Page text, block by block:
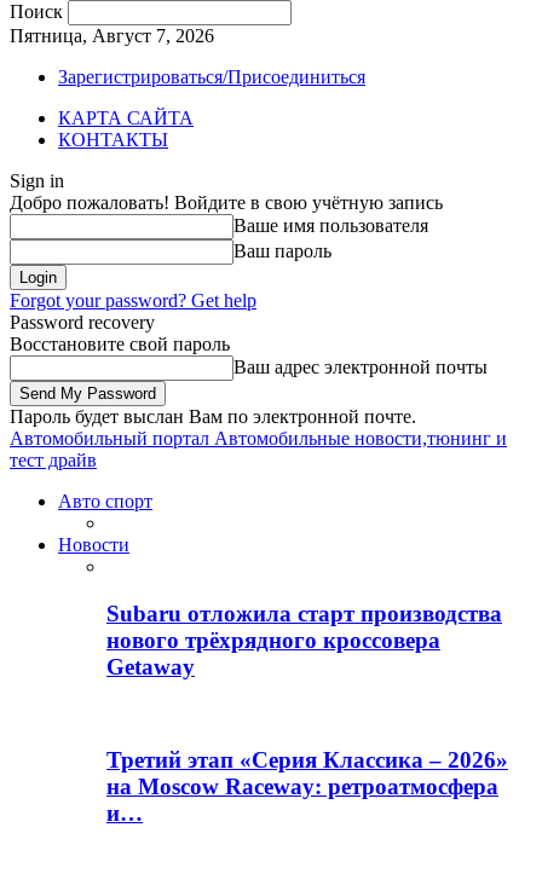
Поиск
Пятница, Август 7, 2026
Зарегистрироваться/Присоединиться
КАРТА САЙТА
КОНТАКТЫ
Sign in
Добро пожаловать! Войдите в свою учётную запись
Ваше имя пользователя
Ваш пароль
Forgot your password? Get help
Password recovery
Восстановите свой пароль
Ваш адрес электронной почты
Пароль будет выслан Вам по электронной почте.
Автомобильный портал Автомобильные новости,тюнинг и
тест драйв
Авто спорт
Новости
Subaru отложила старт производства
нового трёхрядного кроссовера
Getaway
Третий этап «Серия Классика – 2026»
на Moscow Raceway: ретроатмосфера
и…